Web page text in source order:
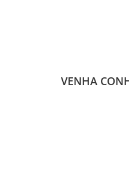
VENHA